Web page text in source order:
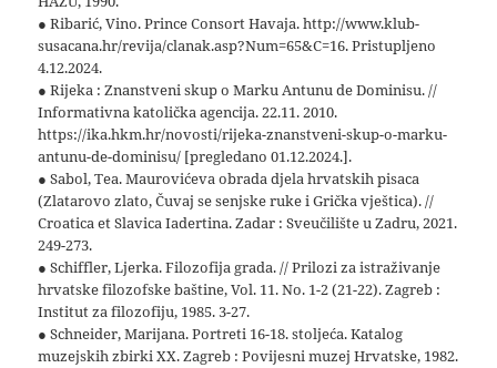
● Ribarić, Vino. Prince Consort Havaja. http://www.klub-
susacana.hr/revija/clanak.asp?Num=65&C=16. Pristupljeno
4.12.2024.
● Rijeka : Znanstveni skup o Marku Antunu de Dominisu. //
Informativna katolička agencija. 22.11. 2010.
https://ika.hkm.hr/novosti/rijeka-znanstveni-skup-o-marku-
antunu-de-dominisu/ [pregledano 01.12.2024.].
● Sabol, Tea. Maurovićeva obrada djela hrvatskih pisaca
(Zlatarovo zlato, Čuvaj se senjske ruke i Grička vještica). //
Croatica et Slavica Iadertina. Zadar : Sveučilište u Zadru, 2021.
249-273.
● Schiffler, Ljerka. Filozofija grada. // Prilozi za istraživanje
hrvatske filozofske baštine, Vol. 11. No. 1-2 (21-22). Zagreb :
Institut za filozofiju, 1985. 3-27.
● Schneider, Marijana. Portreti 16-18. stoljeća. Katalog
muzejskih zbirki XX. Zagreb : Povijesni muzej Hrvatske, 1982.